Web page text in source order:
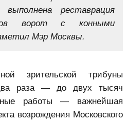
реставрация
ворот с конными
Мэр Москвы.
зрительской трибуны
раза — до двух тысяч
работы — важнейшая
возрождения Московского